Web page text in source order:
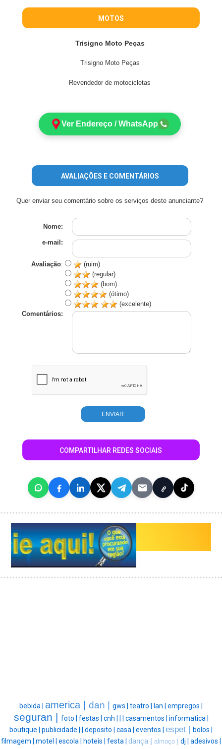
MOTOS
Trisigno Moto Peças
Trisigno Moto Peças
Revendedor de motocicletas
Ver Endereço / WhatsApp
AVALIAÇÕES E COMENTÁRIOS
Quer enviar seu comentário sobre os serviços deste anunciante?
Nome:
e-mail:
Avaliação:
(ruim)
(regular)
(bom)
(ótimo)
(excelente)
Comentários:
COMPARTILHAR REDES SOCIAIS
bebida | america | dan | gws | teatro | lan | empregos |
seguran | foto | festas | cnh | | | casamentos | informatica |
boutique | publicidade | | deposito | casa | eventos | espet | bolos |
filmagem | motel | escola | hoteis | festa | dança | almoço | dj | adesivos |